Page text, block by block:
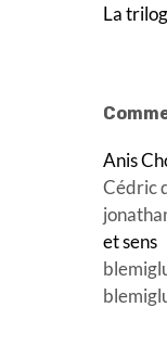
La
Anis
Cédric
et sens